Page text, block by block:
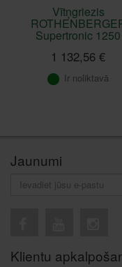
Vītņgriezis
Supertronic 1250
1 132,56 €
Ir noliktavā
Jaunumi
Klientu